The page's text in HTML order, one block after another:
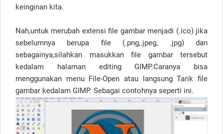
keinginan kita.
Nah,untuk merubah extensi file gambar menjadi (.ico) jika
sebelumnya berupa file (.png,.jpeg, .jpg) dan
sebagainya,silahkan masukkan file gambar tersebut
kedalam halaman editing GIMP.Caranya bisa
menggunakan menu File-Open atau langsung Tarik file
gambar kedalam GIMP. Sebagai contohnya seperti ini.